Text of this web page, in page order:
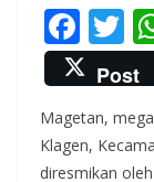
F
ac
e
b
o
T
w
Post
Magetan,
Klagen,
diresmikan